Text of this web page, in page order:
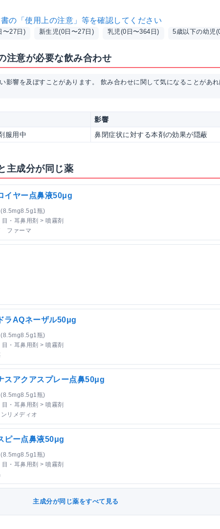
の「使用上の注意」等を確認してください
〜27日) 新生児(0日〜27日) 乳児(0日〜364日) 5歳以下の幼児
注意が必要な飲み合わせ
影響を及ぼすことがあります。 飲み合わせに関して気になることがあ
影響
服用中
鼻閉症状に対する本剤の効果が隠蔽
主成分が同じ薬
イヤー点鼻液50μg
瓶)
・耳鼻用剤 > 噴霧剤
ファーマ
ラAQネーザル50μg
瓶)
・耳鼻用剤 > 噴霧剤
スアクアスプレー点鼻50μg
瓶)
・耳鼻用剤 > 噴霧剤
リメディオ
ピー点鼻液50μg
瓶)
・耳鼻用剤 > 噴霧剤
主成分が同じ薬をすべて見る